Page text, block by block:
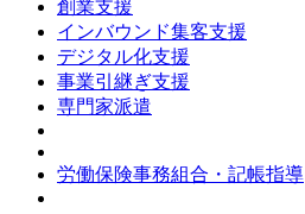
創業支援
インバウンド集客支援
デジタル化支援
事業引継ぎ支援
専門家派遣
労働保険事務組合・記帳指導